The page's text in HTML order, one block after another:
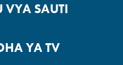
VYA SAUTI
YA TV